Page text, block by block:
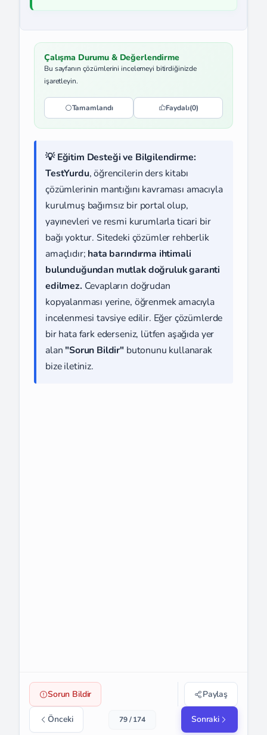
Çalışma Durumu & Değerlendirme
Bu sayfanın çözümlerini incelemeyi bitirdiğinizde
işaretleyin.
Tamamlandı Faydalı(0)
💡 Eğitim Desteği ve Bilgilendirme:
TestYurdu, öğrencilerin ders kitabı
çözümlerinin mantığını kavraması amacıyla
kurulmuş bağımsız bir portal olup,
yayınevleri ve resmi kurumlarla ticari bir
bağı yoktur. Sitedeki çözümler rehberlik
amaçlıdır; hata barındırma ihtimali
bulunduğundan mutlak doğruluk garanti
edilmez. Cevapların doğrudan
kopyalanması yerine, öğrenmek amacıyla
incelenmesi tavsiye edilir. Eğer çözümlerde
bir hata fark ederseniz, lütfen aşağıda yer
alan "Sorun Bildir" butonunu kullanarak
bize iletiniz.
Sorun Bildir Paylaş
Önceki 79 / 174 Sonraki